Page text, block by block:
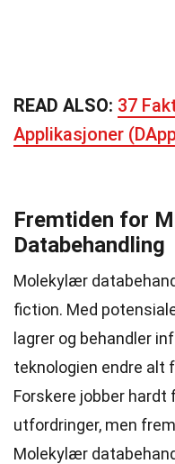
READ ALSO: 37
Applikasjoner
Fremtiden for
Databehandling
Molekylær
fiction. Med
lagrer og behandler
teknologien endre alt
Forskere jobber hardt
utfordringer, men
Molekylær